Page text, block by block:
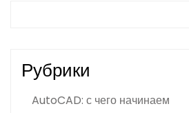
Рубрики
AutoCAD: с чего начинаем